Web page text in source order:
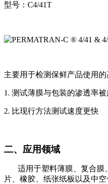
型号： C4/41T
主要用于检测保鲜产品使用
1. 测试薄膜与包装的渗透率
2. 比现行方法测试速度更快
二、应用领域
适用于塑料薄膜、复合膜
片、橡胶、纸张纸板以及中